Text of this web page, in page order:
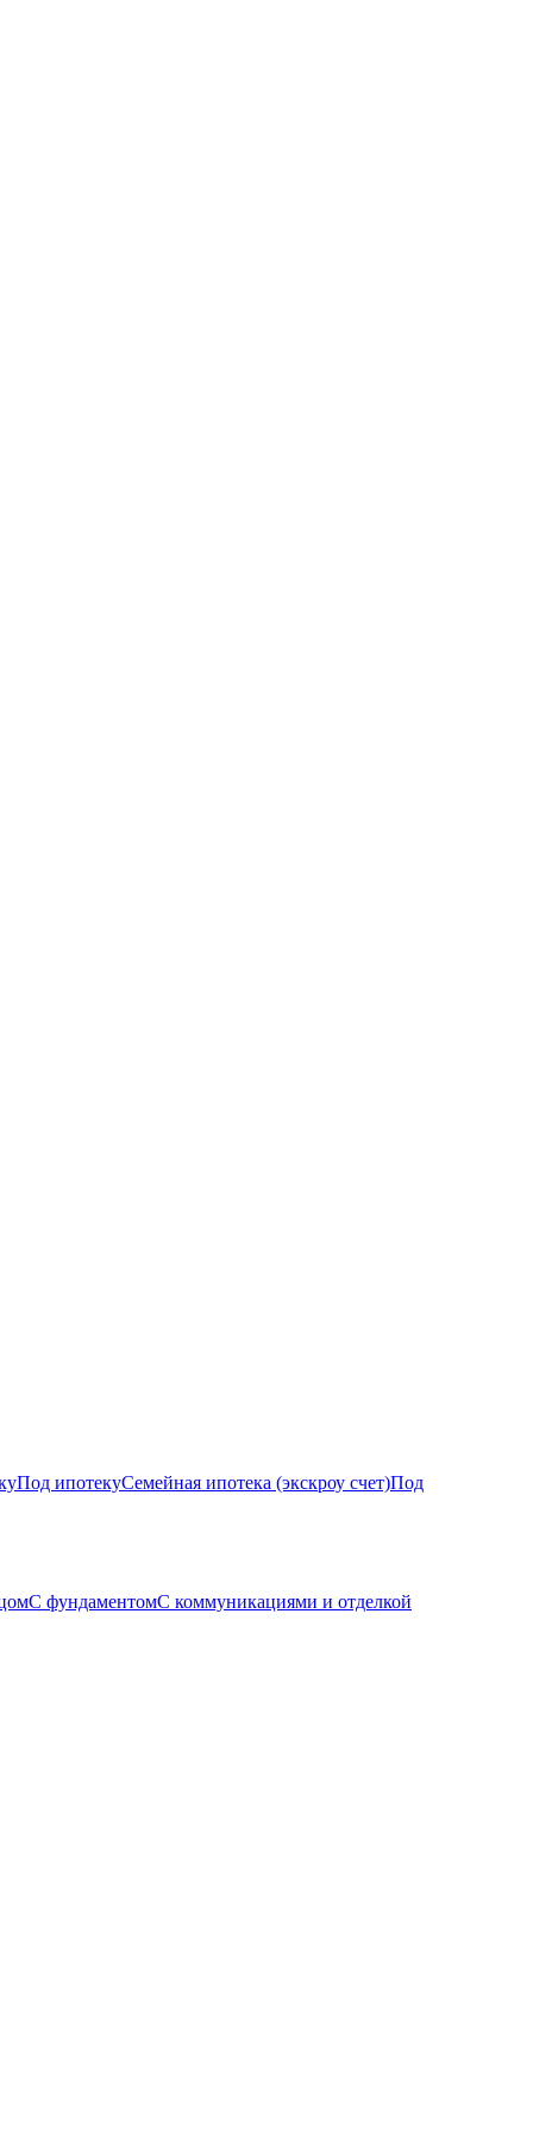
Под ипотекуСемейная ипотека (экскроу счет)Под
С фундаментомС коммуникациями и отделкой